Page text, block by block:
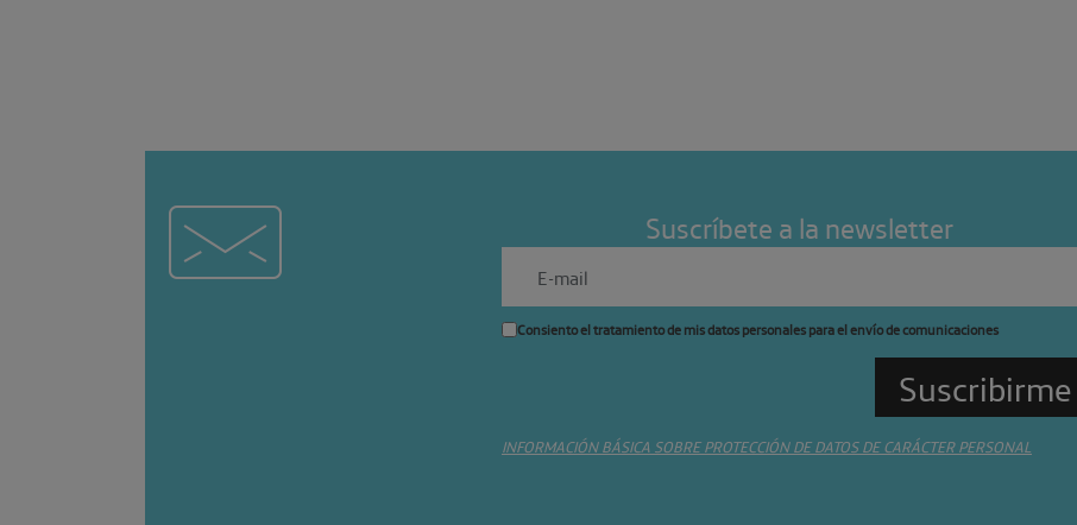
Suscríbete a la newsletter
Consiento el tratamiento de mis datos personales para el envío de comunicaciones
INFORMACIÓN BÁSICA SOBRE PROTECCIÓN DE DATOS DE CARÁCTER PERSONAL